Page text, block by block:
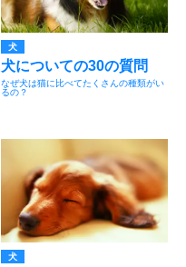
犬
犬についての30の質問
なぜ犬は猫に比べてたくさんの種類がい
るの？
犬